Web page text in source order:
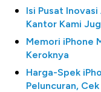
Isi Pusat
Kantor Kami
Memori iPhone
Keroknya
Harga-Spek
Peluncuran,